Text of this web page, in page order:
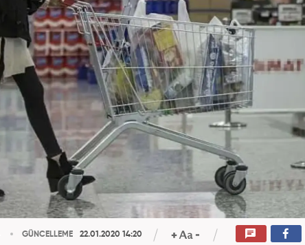
GÜNCELLEME 22.01.2020 14:20